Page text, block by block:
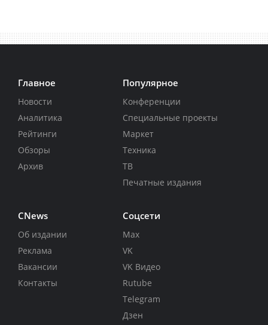
Главное
Новости
Аналитика
Рейтинги
Обзоры
Архив
Популярное
Конференции
Специальные проекты
Маркет
Техника
ТВ
Печатные издания
CNews
Об издании
Реклама
Вакансии
Контакты
Соцсети
Max
VK
VK Видео
Rutube
Telegram
Дзен